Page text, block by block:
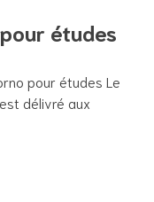
études
pour études Le
délivré aux